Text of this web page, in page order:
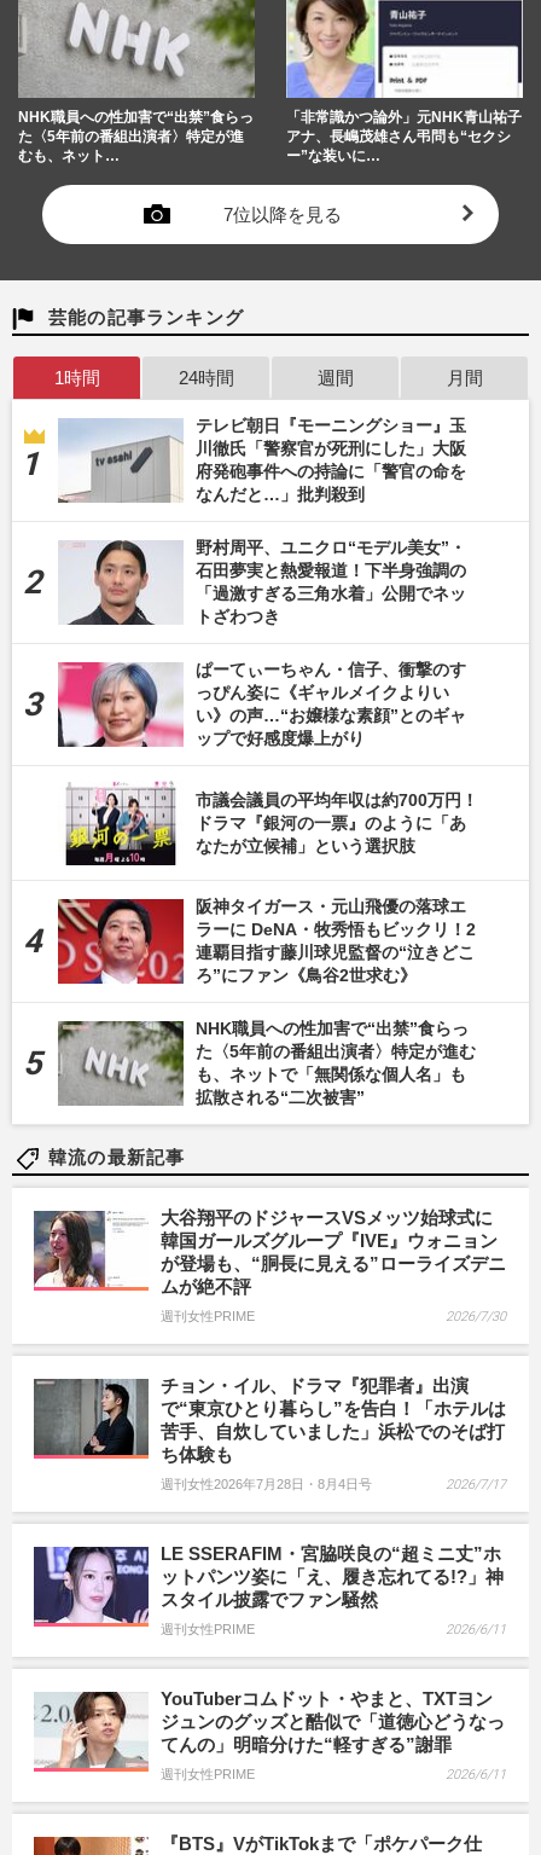
NHK職員への性加害で“出禁”食らっ
た〈5年前の番組出演者〉特定が進
むも、ネット…
「非常識かつ論外」元NHK青山祐子
アナ、長嶋茂雄さん弔問も“セクシ
ー”な装いに…
7位以降を見る
芸能の記事ランキング
1時間 24時間 週間 月間
テレビ朝日『モーニングショー』玉
川徹氏「警察官が死刑にした」大阪
府発砲事件への持論に「警官の命を
なんだと…」批判殺到
野村周平、ユニクロ“モデル美女”・
石田夢実と熱愛報道！下半身強調の
「過激すぎる三角水着」公開でネッ
トざわつき
ぱーてぃーちゃん・信子、衝撃のす
っぴん姿に《ギャルメイクよりい
い》の声…“お嬢様な素顔”とのギャ
ップで好感度爆上がり
市議会議員の平均年収は約700万円！
ドラマ『銀河の一票』のように「あ
なたが立候補」という選択肢
阪神タイガース・元山飛優の落球エ
ラーに DeNA・牧秀悟もビックリ！2
連覇目指す藤川球児監督の“泣きどこ
ろ”にファン《鳥谷2世求む》
NHK職員への性加害で“出禁”食らっ
た〈5年前の番組出演者〉特定が進む
も、ネットで「無関係な個人名」も
拡散される“二次被害”
韓流の最新記事
大谷翔平のドジャースVSメッツ始球式に
韓国ガールズグループ『IVE』ウォニョン
が登場も、“胴長に見える”ローライズデニ
ムが絶不評
週刊女性PRIME 2026/7/30
チョン・イル、ドラマ『犯罪者』出演
で“東京ひとり暮らし”を告白！「ホテルは
苦手、自炊していました」浜松でのそば打
ち体験も
週刊女性2026年7月28日・8月4日号 2026/7/17
LE SSERAFIM・宮脇咲良の“超ミニ丈”ホ
ットパンツ姿に「え、履き忘れてる!?」神
スタイル披露でファン騒然
週刊女性PRIME 2026/6/11
YouTuberコムドット・やまと、TXTヨン
ジュンのグッズと酷似で「道徳心どうなっ
てんの」明暗分けた“軽すぎる”謝罪
週刊女性PRIME 2026/6/11
『BTS』VがTikTokまで「ポケパーク仕